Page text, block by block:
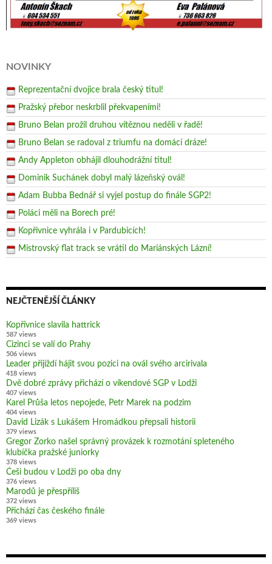
NOVINKY
Reprezentační dvojice brala český titul!
Pražský přebor neskrblil překvapeními!
Bruno Belan prožil druhou vítěznou neděli v řadě!
Bruno Belan se radoval z triumfu na domácí dráze!
Andy Appleton obhájil dlouhodrážní titul!
Dominik Suchánek dobyl malý lázeňský ovál!
Adam Bubba Bednář si vyjel postup do finále SGP2!
Poláci měli na Borech pré!
Kopřivnice vyhrála i v Pardubicích!
Mistrovský flat track se vrátil do Mariánských Lázní!
NEJČTENĚJŠÍ ČLÁNKY
Kopřivnice slavila hattrick
587 views
Cizinci se valí do Prahy
506 views
Leader přijíždí hájit svou pozici na ovál svého arcirivala
418 views
Dvě dobré zprávy přichází o víkendové SGP v Lodži
407 views
Karel Průša letos nepojede, Petr Marek na podzim
404 views
David Lizák s Lukášem Hromádkou přepsali historii
379 views
Gregor Zorko našel správný provázek k rozmotání spleteného
klubíčka pražské juniorky
378 views
Češi budou v Lodži po oba dny
376 views
Marodů je přespříliš
372 views
Přichází čas českého finále
369 views